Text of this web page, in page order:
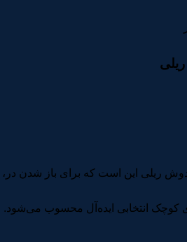
ریلی این است که برای باز شدن در،
کوچک انتخابی ایده‌آل محسوب می‌شود.